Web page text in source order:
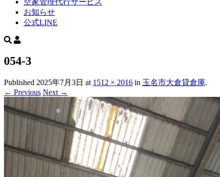
空家管理代行サービス
お知らせ
公式LINE
054-3
Published 2025年7月3日 at 1512 × 2016 in 玉名市大倉貸倉庫.
← Previous Next →